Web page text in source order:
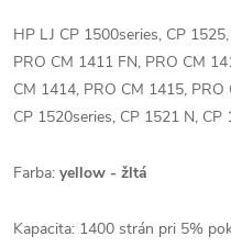
HP LJ CP 1500series, CP 1525,
PRO CM 1411 FN, PRO CM
CM 1414, PRO CM 1415, PRO
CP 1520series, CP 1521 N, CP
Farba: yellow - žltá
Kapacita: 1400 strán pri 5%